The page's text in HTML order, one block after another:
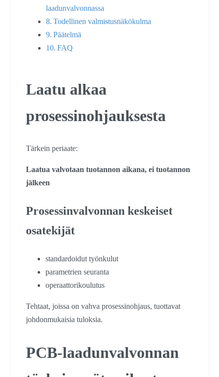
laadunvalvonnassa
Todellinen valmistusnäkökulma
Päätelmä
FAQ
Laatu alkaa
prosessinohjauksesta
Tärkein periaate:
Laatua valvotaan tuotannon aikana, ei tuotannon
jälkeen
Prosessinvalvonnan keskeiset
osatekijät
standardoidut työnkulut
parametrien seuranta
operaattorikoulutus
Tehtaat, joissa on vahva prosessinohjaus, tuottavat
johdonmukaisia tuloksia.
PCB-laadunvalvonnan